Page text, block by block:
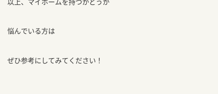
悩んでいる方は
ぜひ参考にしてみてください！